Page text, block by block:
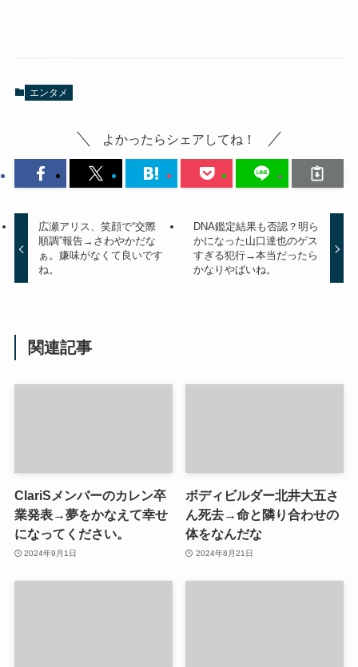
エンタメ
よかったらシェアしてね！
広瀬アリス、笑顔で“交際
順調”報告→さわやかだな
ぁ。嫌味がなくて良いです
ね。
DNA鑑定結果も否認？明ら
かになった山口達也のゲス
すぎる犯行→本当だったら
かなりやばいね。
関連記事
ClariSメンバーのカレン卒
業発表→夢をかなえて幸せ
になってください。
2024年9月1日
ボディビルダー北井大五さ
ん死去→命と隣り合わせの
体をなんだな
2024年8月21日